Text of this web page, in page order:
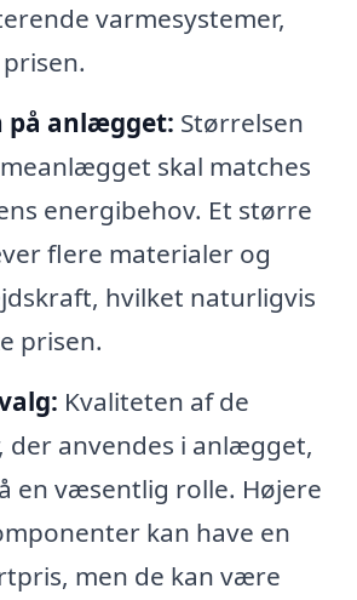
varmesystemer,
på anlægget: Størrelsen
skal matches
energibehov. Et større
flere materialer og
hvilket naturligvis
prisen.
Kvaliteten af de
der anvendes i anlægget,
en væsentlig rolle. Højere
kan have en
men de kan være